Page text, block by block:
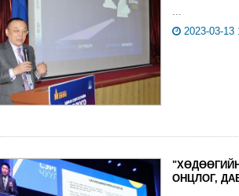
...
2023-03-13
ОНЦЛОГ,